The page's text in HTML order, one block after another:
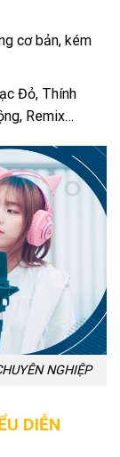
cơ bản, kém
Đỏ, Thính
Remix…
NGHIỆP
DIỄN